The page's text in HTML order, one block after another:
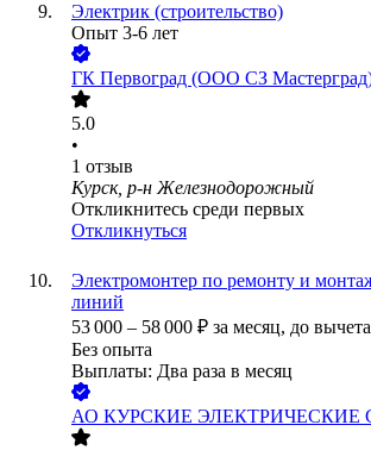
Электрик (строительство)
Опыт 3-6 лет
ГК Первоград (ООО СЗ
5.0
•
1 отзыв
Курск, р-н Железнодорожный
Откликнитесь среди первых
Откликнуться
Электромонтер по ремонту и
линий
53 000 – 58 000 ₽ за месяц, до
Без опыта
Выплаты: Два раза в месяц
АО КУРСКИЕ ЭЛЕКТРИЧЕСКИЕ